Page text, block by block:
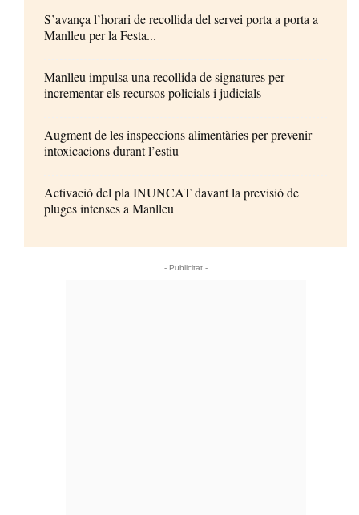
S’avança l’horari de recollida del servei porta a porta a
Manlleu per la Festa...
Manlleu impulsa una recollida de signatures per
incrementar els recursos policials i judicials
Augment de les inspeccions alimentàries per prevenir
intoxicacions durant l’estiu
Activació del pla INUNCAT davant la previsió de
pluges intenses a Manlleu
- Publicitat -